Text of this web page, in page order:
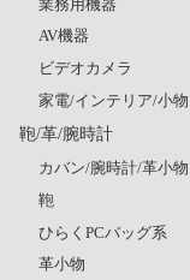
業務用機器
AV機器
ビデオカメラ
家電/インテリア/小物
鞄/革/腕時計
カバン/腕時計/革小物
鞄
ひらくPCバッグ系
革小物